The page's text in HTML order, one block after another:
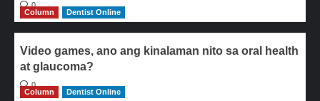
0
Column
Dentist Online
Video games, ano ang kinalaman nito sa oral health
at glaucoma?
0
Column
Dentist Online